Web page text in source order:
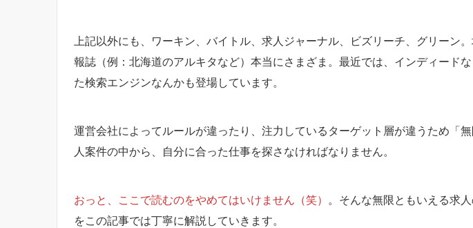
上記以外にも、ワーキン、バイトル、求人ジャーナル、ビズリーチ、グリーン
報誌（例：北海道のアルキタなど）本当にさまざま。最近では、インディード
た検索エンジンなんかも登場しています。
運営会社によってルールが違ったり、注力しているターゲット層が違うため「
人案件の中から、自分に合った仕事を探さなければなりません。
おっと、ここで読むのをやめてはいけません（笑） 。そんな無限ともいえる求
をこの記事では丁寧に解説していきます。